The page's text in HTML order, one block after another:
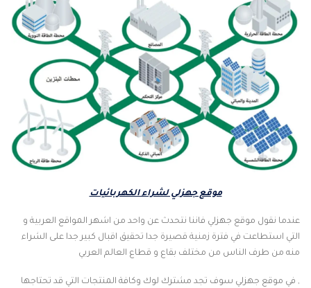
موقع جهزلي لشراء الكهربائيات
عندما نقول موقع جهزلي فاننا نتحدث عن واحد من اشهر المواقع العربية و
التي استطاعت في فترة زمنية قصيرة جدا تحقيق اقبال كبير جدا على الشراء
منه من طرف الناس من مختلف بقاع و قطاع العالم العربي
, في موقع جهزلي سوف تجد مشترك لوك وكافة المنتجات التي قد تحتاجها